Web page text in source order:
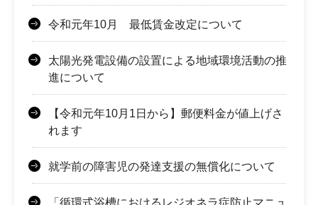
令和元年10月 最低賃金改定について
太陽光発電設備の設置による地域環境活動の推
進について
【令和元年10月1日から】郵便料金が値上げさ
れます
就学前の障害児の発達支援の無償化について
「循環式浴槽におけるレジオネラ症防止マニュ